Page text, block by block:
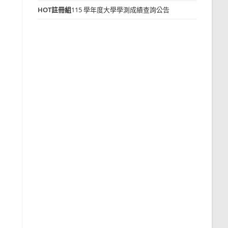
HOT註冊組115 學年度大學學測成績查詢公告